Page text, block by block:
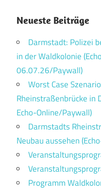
Neueste Beiträge
Darmstadt: Polizei
in der Waldkolonie
06.07.26/Paywall)
Worst Case
Rheinstraßenbrücke in
Echo-Online/Paywall)
Darmstadts
Neubau aussehen
Programm